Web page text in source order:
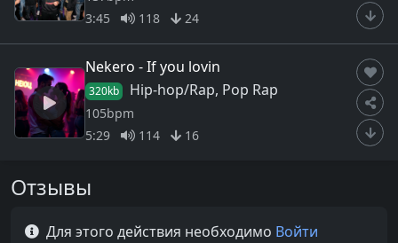
3:45
118 24
Nekero - If you lovin
320kb Hip-hop/Rap, Pop Rap
105bpm
5:29
114 16
Отзывы
Для этого действия необходимо Войти